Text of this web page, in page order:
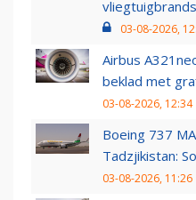
03-08-2026,
Airbus
beklad met
03-08-2026, 12:34
Boeing 737
Tadzjikistan:
03-08-2026, 11:26